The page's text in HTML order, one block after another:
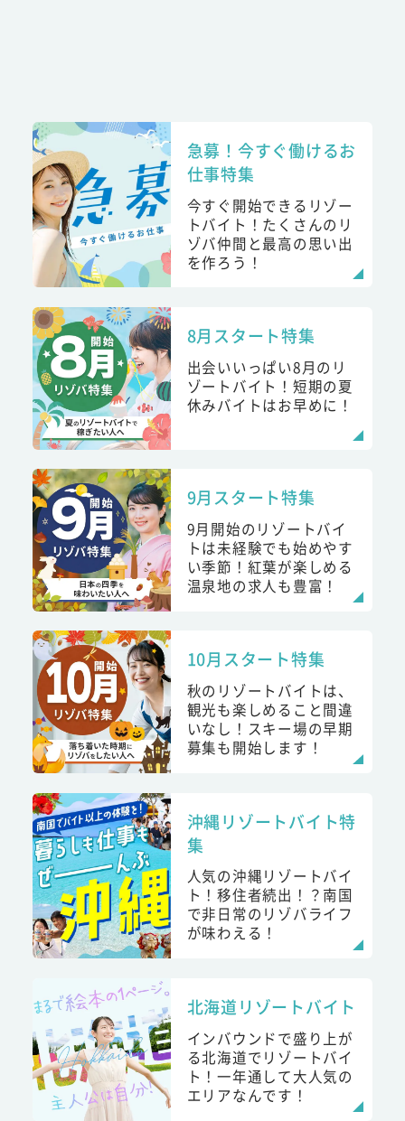
急募！今すぐ働けるお
仕事特集
今すぐ開始できるリゾー
トバイト！たくさんのリ
ゾバ仲間と最高の思い出
を作ろう！
8月スタート特集
出会いいっぱい8月のリ
ゾートバイト！短期の夏
休みバイトはお早めに！
9月スタート特集
9月開始のリゾートバイ
トは未経験でも始めやす
い季節！紅葉が楽しめる
温泉地の求人も豊富！
10月スタート特集
秋のリゾートバイトは、
観光も楽しめること間違
いなし！スキー場の早期
募集も開始します！
沖縄リゾートバイト特
集
人気の沖縄リゾートバイ
ト！移住者続出！？南国
で非日常のリゾバライフ
が味わえる！
北海道リゾートバイト
インバウンドで盛り上が
る北海道でリゾートバイ
ト！一年通して大人気の
エリアなんです！